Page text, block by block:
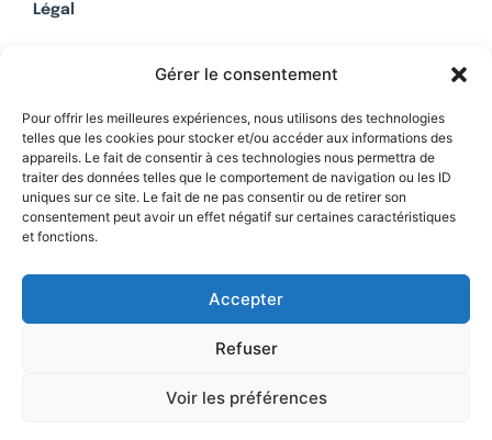
Gérer le consentement
Pour offrir les meilleures expériences, nous utilisons des technologies
telles que les cookies pour stocker et/ou accéder aux informations des
appareils. Le fait de consentir à ces technologies nous permettra de
traiter des données telles que le comportement de navigation ou les ID
uniques sur ce site. Le fait de ne pas consentir ou de retirer son
consentement peut avoir un effet négatif sur certaines caractéristiques
et fonctions.
Accepter
Refuser
Voir les préférences
Légal
Politique de confidentialité
Contact
Soutenez Contrepoints